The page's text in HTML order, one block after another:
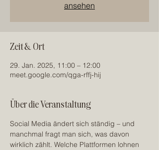
ansehen
Zeit & Ort
29. Jan. 2025, 11:00 – 12:00
meet.google.com/qga-rffj-hij
Über die Veranstaltung
Social Media ändert sich ständig – und
manchmal fragt man sich, was davon
wirklich zählt. Welche Plattformen lohnen